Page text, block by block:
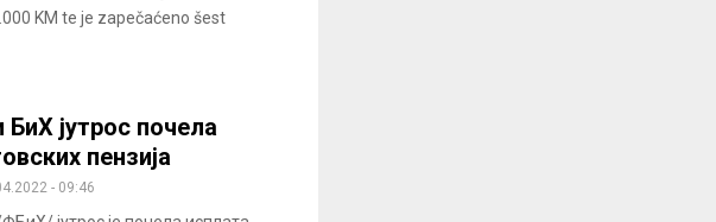
KM te je zapečaćeno šest
јутрос почела
пензија
- 09:46